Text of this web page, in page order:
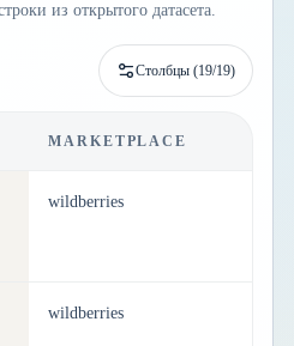
из открытого датасета.
Столбцы (19/19)
MARKETPLACE
wildberries
wildberries